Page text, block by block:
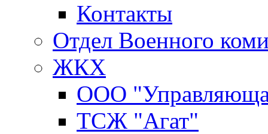
Контакты
Отдел Военного
ЖКХ
ООО
ТСЖ "Агат"